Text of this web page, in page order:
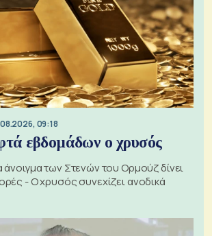
09:18
εβδομάδων ο χρυσός
άνοιγμα των Στενών του Ορμούζ δίνει
- Ο χρυσός συνεχίζει ανοδικά